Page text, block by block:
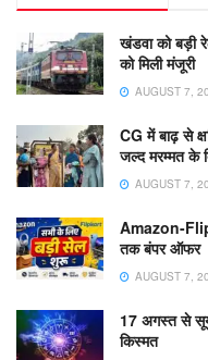
खंडवा को बड़ी
को मिली मंजूरी
AUGUST 7,
CG में बाढ़ से
जल्द मरम्मत के
AUGUST 7,
Amazon-
तक बंपर ऑफर
AUGUST 7,
17 अगस्त से
किस्मत